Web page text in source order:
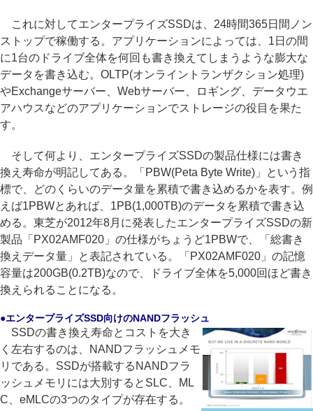
これに対してエンタープライズSSDは、24時間365日間ノン
ストップで稼働する。アプリケーションによっては、1日の間
に1台のドライブ全体を何回も書き換えてしまうような膨大な
データを書き込む。OLTP(オンライントランザクション処理)
やExchangeサーバー、Webサーバー、ロギング、データウエ
アハウスなどのアプリケーションでストレージの役目を果た
す。
そして何より、エンタープライズSSDの製品仕様には書き
換え寿命が明記してある。「PBW(Peta Byte Write)」という指
標で、どのくらいのデータ量を累積で書き込めるかを表す。例
えば1PBWとあれば、1PB(1,000TB)のデータを累積で書き込
める。東芝が2012年8月に発表したエンタープライズSSDの新
製品「PX02AMF020」の仕様がちょうど1PBWで、「総書き
換えデータ量」と表記されている。「PX02AMF020」の記憶
容量は200GB(0.2TB)なので、ドライブ全体を5,000回ほど書き
換えられることになる。
●エンタープライズSSD向けのNANDフラッシュ
SSDの書き換え寿命とコストを大き
く左右するのは、NANDフラッシュメモ
リである。SSDが搭載するNANDフラ
ッシュメモリには大別するとSLC、ML
C、eMLCの3つのタイプが存在する。